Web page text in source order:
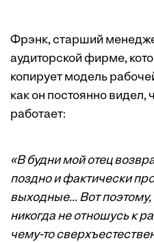
Фрэнк, старший
аудиторской фирме,
копирует модель
как он постоянно видел,
работает:
«В будни мой отец
поздно и фактически
выходные... Вот поэтому,
никогда не отношусь к
чему-то